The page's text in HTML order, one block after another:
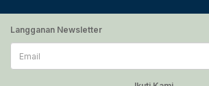
Langganan Newsletter
Email